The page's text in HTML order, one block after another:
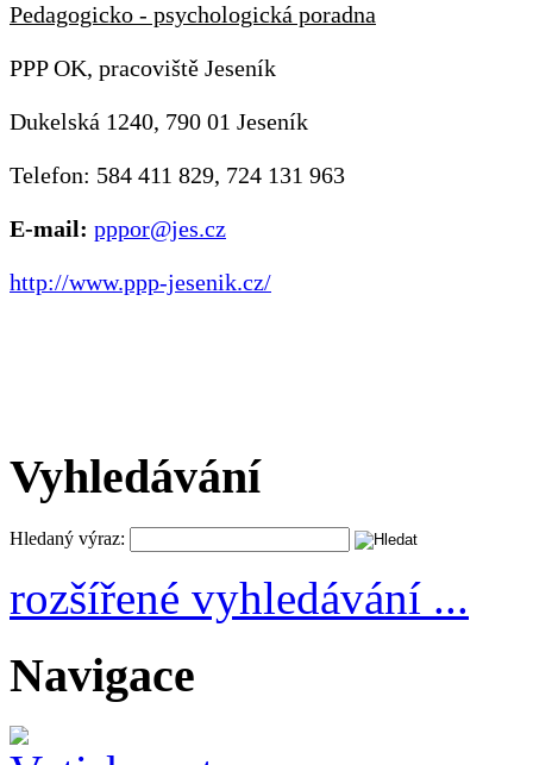
Pedagogicko - psychologická poradna
PPP OK, pracoviště Jeseník
Dukelská 1240, 790 01 Jeseník
Telefon: 584 411 829, 724 131 963
E-mail: pppor@jes.cz
http://www.ppp-jesenik.cz/
Vyhledávání
Hledaný výraz:
rozšířené vyhledávání ...
Navigace